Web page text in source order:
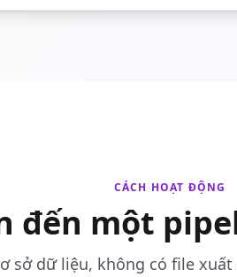
CÁCH HOẠT ĐỘNG
đến một
sở dữ liệu, không có file